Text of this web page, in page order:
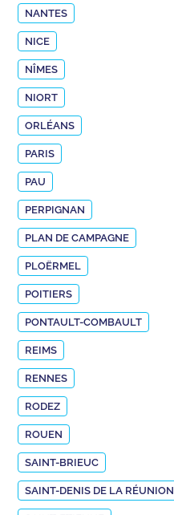
NANTES
NICE
NÎMES
NIORT
ORLÉANS
PARIS
PAU
PERPIGNAN
PLAN DE CAMPAGNE
PLOËRMEL
POITIERS
PONTAULT-COMBAULT
REIMS
RENNES
RODEZ
ROUEN
SAINT-BRIEUC
SAINT-DENIS DE LA RÉUNION